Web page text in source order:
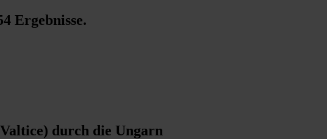
Ergebnisse.
durch die Ungarn